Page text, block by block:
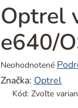
Optrel
e640/
Priemerné
hodnotenie
produktu
Neohodnotené
Značka: Optrel
Kód: Zvoľte